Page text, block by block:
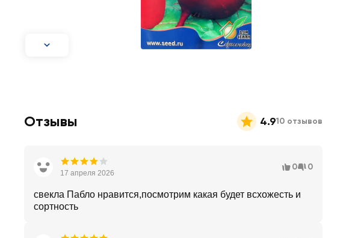
Отзывы 4.910 отзывов
17 апреля 2026
0 0
свекла Пабло нравится,посмотрим какая будет всхожесть и
сортность